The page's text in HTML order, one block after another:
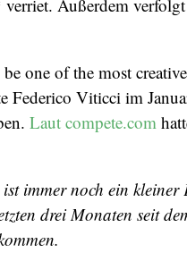
verriet. Außerdem
one of the most
Federico Viticci im
Laut compete.com
immer noch ein kleiner
drei Monaten seit